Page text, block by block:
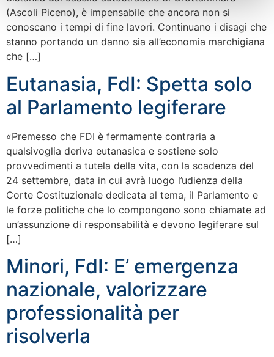
(Ascoli Piceno), è impensabile che ancora non si
conoscano i tempi di fine lavori. Continuano i disagi che
stanno portando un danno sia all’economia marchigiana
che […]
Eutanasia, FdI: Spetta solo
al Parlamento legiferare
«Premesso che FDI è fermamente contraria a
qualsivoglia deriva eutanasica e sostiene solo
provvedimenti a tutela della vita, con la scadenza del
24 settembre, data in cui avrà luogo l’udienza della
Corte Costituzionale dedicata al tema, il Parlamento e
le forze politiche che lo compongono sono chiamate ad
un’assunzione di responsabilità e devono legiferare sul
[…]
Minori, FdI: E’ emergenza
nazionale, valorizzare
professionalità per
risolverla